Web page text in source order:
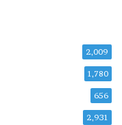
2,009
1,780
656
2,931